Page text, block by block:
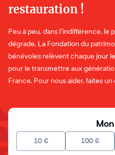
restauration !
Peu à peu, dans l'indifférence, le
dégrade. La Fondation du
bénévoles relèvent chaque jour
pour le transmettre aux
France. Pour nous aider, faites un
10 € 100 €